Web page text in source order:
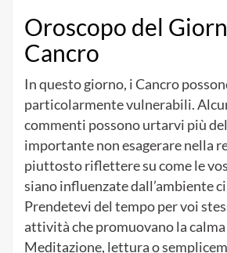
Oroscopo del
Cancro
In questo giorno, i Cancro
particolarmente vulnerabili.
commenti possono urtarvi più
importante non esagerare nella
piuttosto riflettere su come le
siano influenzate dall’ambiente
Prendetevi del tempo per voi
attività che promuovano la
Meditazione, lettura o